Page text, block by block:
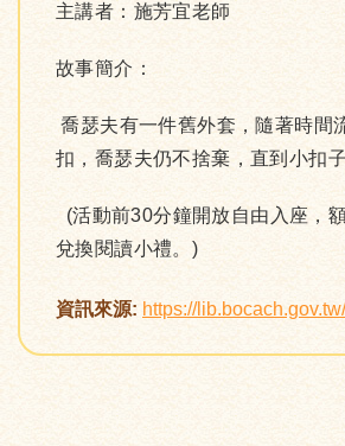
主講者：施芳宜老師
故事簡介：
喬瑟夫有一件舊外套，隨著時間
扣，喬瑟夫仍不捨棄，直到小扣
(活動前30分鐘開放自由入座，
兌換閱讀小禮。)
資訊來源: https://